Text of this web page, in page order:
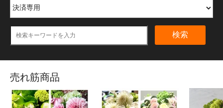
検索
売れ筋商品